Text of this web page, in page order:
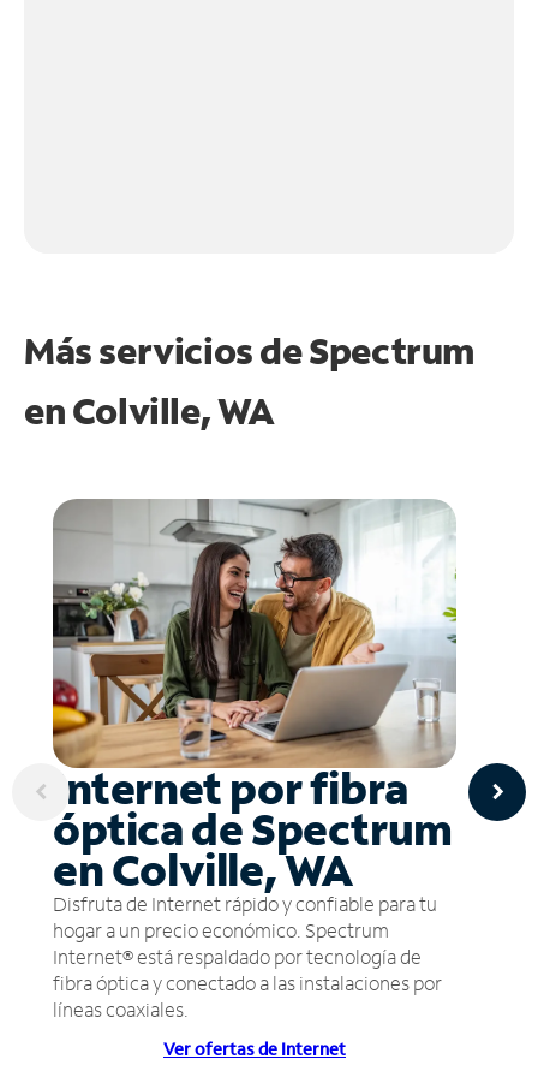
Más servicios de Spectrum
enColville, WA
Internet por fibra
óptica de Spectrum
en Colville, WA
Disfruta de Internet rápido y confiable para tu
hogar a un precio económico. Spectrum
Internet® está respaldado por tecnología de
fibra óptica y conectado a las instalaciones por
líneas coaxiales.
Ver ofertas de Internet